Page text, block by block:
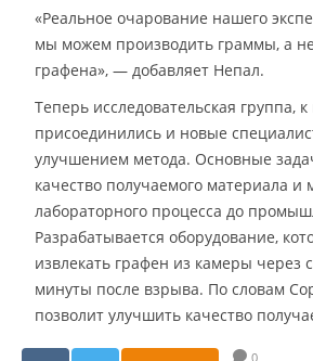
«Реальное очарование нашего
мы можем производить граммы, а
графена», — добавляет Непал.
Теперь исследовательская группа, к
присоединились и новые
улучшением метода. Основные
качество получаемого материала и
лабораторного процесса до
Разрабатывается оборудование,
извлекать графен из камеры через
минуты после взрыва. По словам
позволит улучшить качество
0